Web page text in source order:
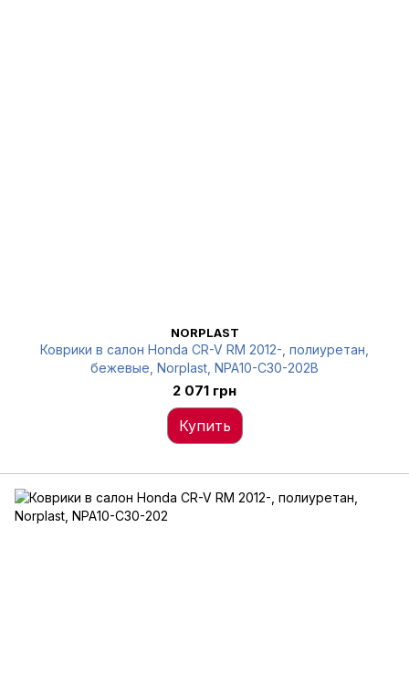
NORPLAST
Коврики в салон Honda CR-V RM 2012-, полиуретан,
бежевые, Norplast, NPA10-C30-202B
2 071 грн
Купить